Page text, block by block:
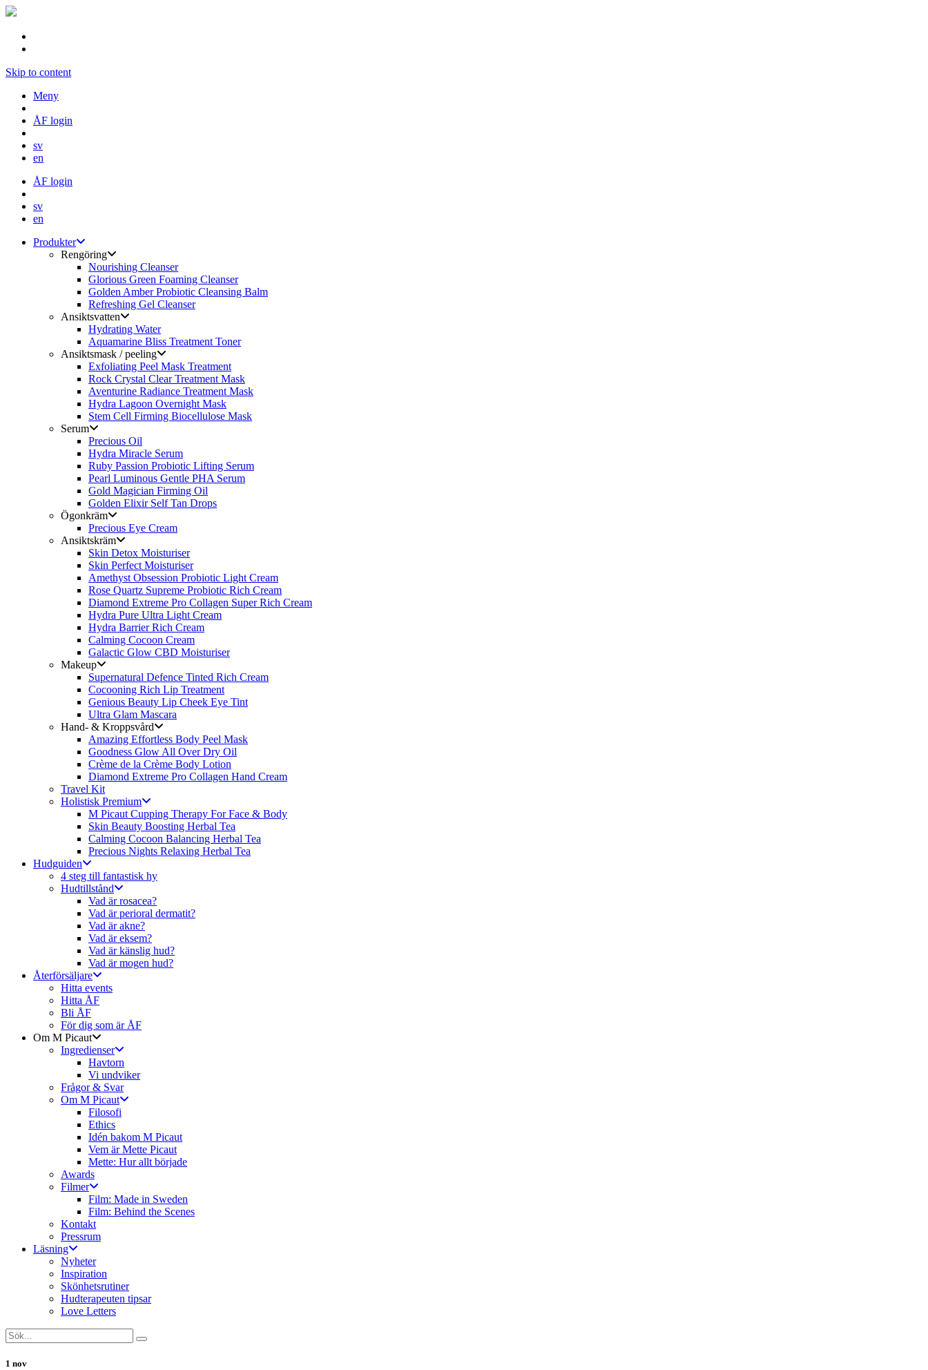
Skip to content
Meny
ÅF login
sv
en
ÅF login
sv
en
Produkter
Rengöring
Nourishing Cleanser
Glorious Green Foaming Cleanser
Golden Amber Probiotic Cleansing Balm
Refreshing Gel Cleanser
Ansiktsvatten
Hydrating Water
Aquamarine Bliss Treatment Toner
Ansiktsmask / peeling
Exfoliating Peel Mask Treatment
Rock Crystal Clear Treatment Mask
Aventurine Radiance Treatment Mask
Hydra Lagoon Overnight Mask
Stem Cell Firming Biocellulose Mask
Serum
Precious Oil
Hydra Miracle Serum
Ruby Passion Probiotic Lifting Serum
Pearl Luminous Gentle PHA Serum
Gold Magician Firming Oil
Golden Elixir Self Tan Drops
Ögonkräm
Precious Eye Cream
Ansiktskräm
Skin Detox Moisturiser
Skin Perfect Moisturiser
Amethyst Obsession Probiotic Light Cream
Rose Quartz Supreme Probiotic Rich Cream
Diamond Extreme Pro Collagen Super Rich Cream
Hydra Pure Ultra Light Cream
Hydra Barrier Rich Cream
Calming Cocoon Cream
Galactic Glow CBD Moisturiser
Makeup
Supernatural Defence Tinted Rich Cream
Cocooning Rich Lip Treatment
Genious Beauty Lip Cheek Eye Tint
Ultra Glam Mascara
Hand- & Kroppsvård
Amazing Effortless Body Peel Mask
Goodness Glow All Over Dry Oil
Crème de la Crème Body Lotion
Diamond Extreme Pro Collagen Hand Cream
Travel Kit
Holistisk Premium
M Picaut Cupping Therapy For Face & Body
Skin Beauty Boosting Herbal Tea
Calming Cocoon Balancing Herbal Tea
Precious Nights Relaxing Herbal Tea
Hudguiden
4 steg till fantastisk hy
Hudtillstånd
Vad är rosacea?
Vad är perioral dermatit?
Vad är akne?
Vad är eksem?
Vad är känslig hud?
Vad är mogen hud?
Återförsäljare
Hitta events
Hitta ÅF
Bli ÅF
För dig som är ÅF
Om M Picaut
Ingredienser
Havtorn
Vi undviker
Frågor & Svar
Om M Picaut
Filosofi
Ethics
Idén bakom M Picaut
Vem är Mette Picaut
Mette: Hur allt började
Awards
Filmer
Film: Made in Sweden
Film: Behind the Scenes
Kontakt
Pressrum
Läsning
Nyheter
Inspiration
Skönhetsrutiner
Hudterapeuten tipsar
Love Letters
1 nov